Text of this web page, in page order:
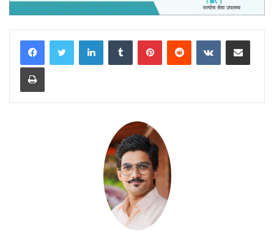
LinkedInTumblr PinterestReddit VKontakteShare via Email
Print